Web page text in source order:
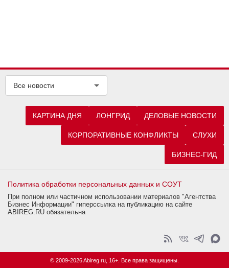
Все новости
КАРТИНА ДНЯ ЛОНГРИД ДЕЛОВЫЕ НОВОСТИ
КОРПОРАТИВНЫЕ КОНФЛИКТЫ СЛУХИ
БИЗНЕС-ГИД
Политика обработки персональных данных и СОУТ
При полном или частичном использовании материалов "Агентства
Бизнес Информации" гиперссылка на публикацию на сайте
ABIREG.RU обязательна
© 2009-2026 Abireg.ru, 16+. Все права защищены.